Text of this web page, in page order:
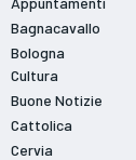
Bagnacavallo
Bologna
Cultura
Buone Notizie
Cattolica
Cervia